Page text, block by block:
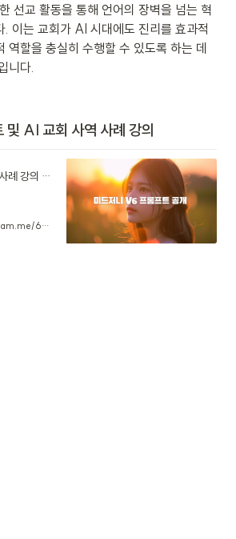
선교 활동을 통해 언어의 장벽을 넘는 혁
. 이는 교회가 AI 시대에도 진리를 효과적
역할을 충실히 수행할 수 있도록 하는 데
니다.
및 AI 교회 사역 사례 강의
A.I 활용 콘텐츠 제작 사례 강의 영상 - 프롬프트 공개
https://mediadream.me/68cdd491-4110-4f12-8cd8-a4846f2d21b3